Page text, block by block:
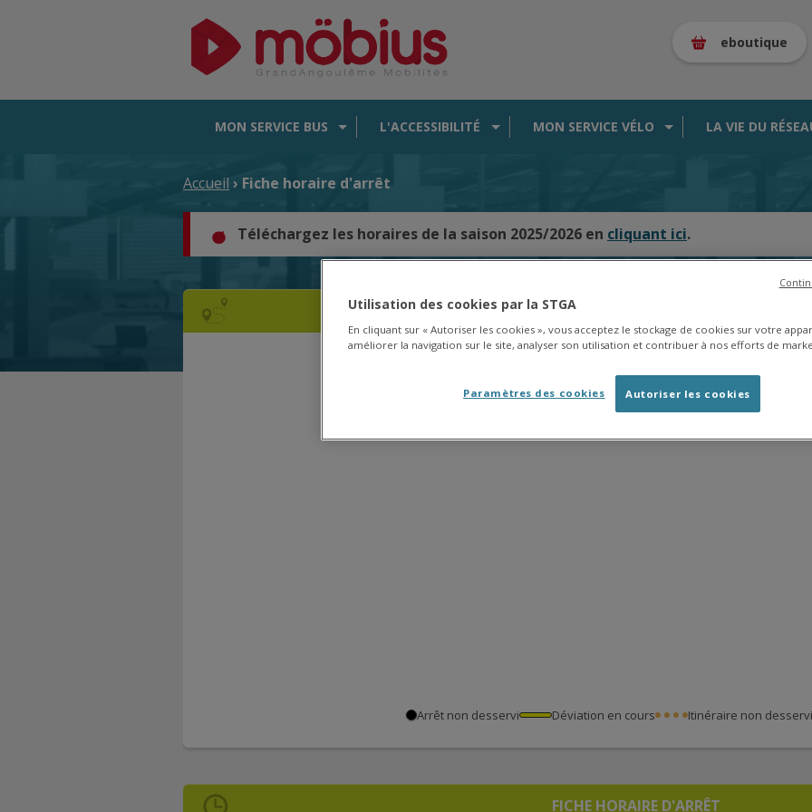
eboutique
MON SERVICE BUS L'ACCESSIBILITÉ MON SERVICE VÉLO LA VIE DU
Accueil › Fiche horaire d'arrêt
Téléchargez les horaires de la saison 2025/2026 en cliquant ici.
CARTE DES BUS EN TEMPS RÉEL
Arrêt non desservi Déviation en cours Itinéraire non desservi
FICHE HORAIRE D'ARRÊT
Utilisation des cookies par la STGA
En cliquant sur « Autoriser les cookies », vous acceptez le stockage de cookies sur votre
améliorer la navigation sur le site, analyser son utilisation et contribuer à nos efforts de
Autoriser les cookies
Paramètres des cookies